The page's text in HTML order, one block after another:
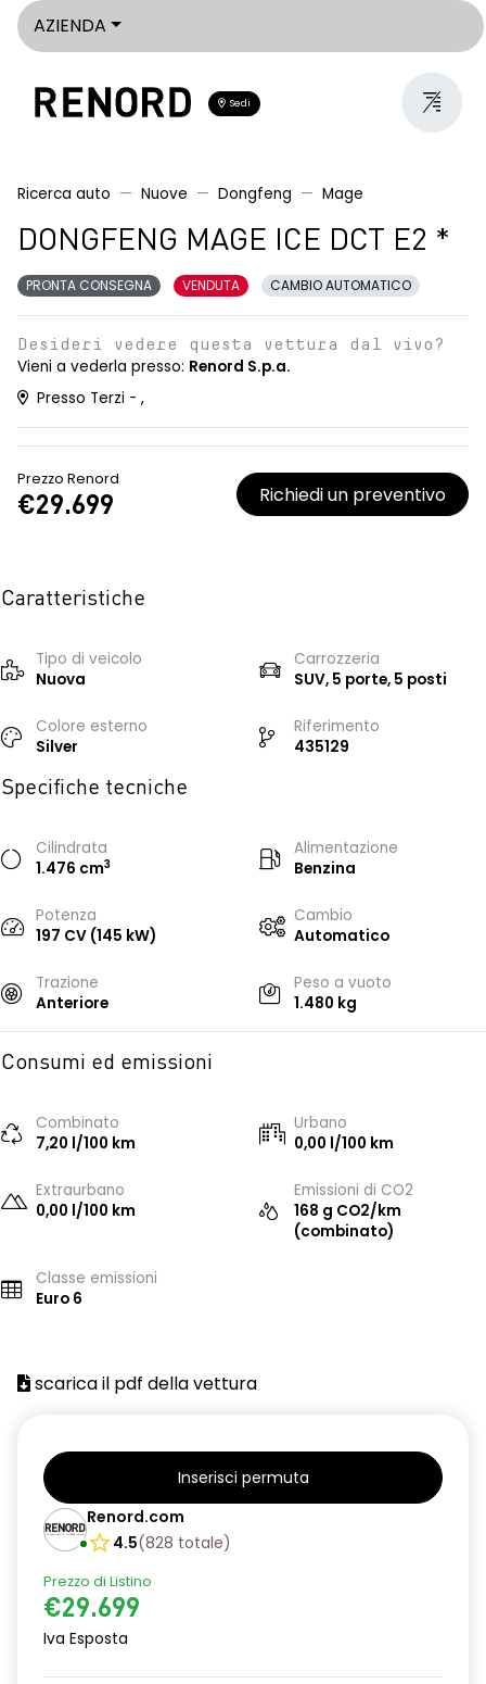
AZIENDA
Sedi
Ricerca auto Nuove Dongfeng Mage
DONGFENG MAGE ICE DCT E2 *
PRONTA CONSEGNA VENDUTA CAMBIO AUTOMATICO
Desideri vedere questa vettura dal vivo?
Vieni a vederla presso: Renord S.p.a.
Presso Terzi - ,
Prezzo Renord
€29.699 Richiedi un preventivo
Caratteristiche
Tipo di veicolo
Nuova
Carrozzeria
SUV, 5 porte, 5 posti
Colore esterno
Silver
Riferimento
435129
Specifiche tecniche
Cilindrata
1.476 cm3
Alimentazione
Benzina
Potenza
197 CV (145 kW)
Cambio
Automatico
Trazione
Anteriore
Peso a vuoto
1.480 kg
Consumi ed emissioni
Combinato
7,20 l/100 km
Urbano
0,00 l/100 km
Extraurbano
0,00 l/100 km
Emissioni di CO2
168 g CO2/km
(combinato)
Classe emissioni
Euro 6
scarica il pdf della vettura
Inserisci permuta
Renord.com
4.5(828 totale)
Prezzo di Listino
€29.699
Iva Esposta